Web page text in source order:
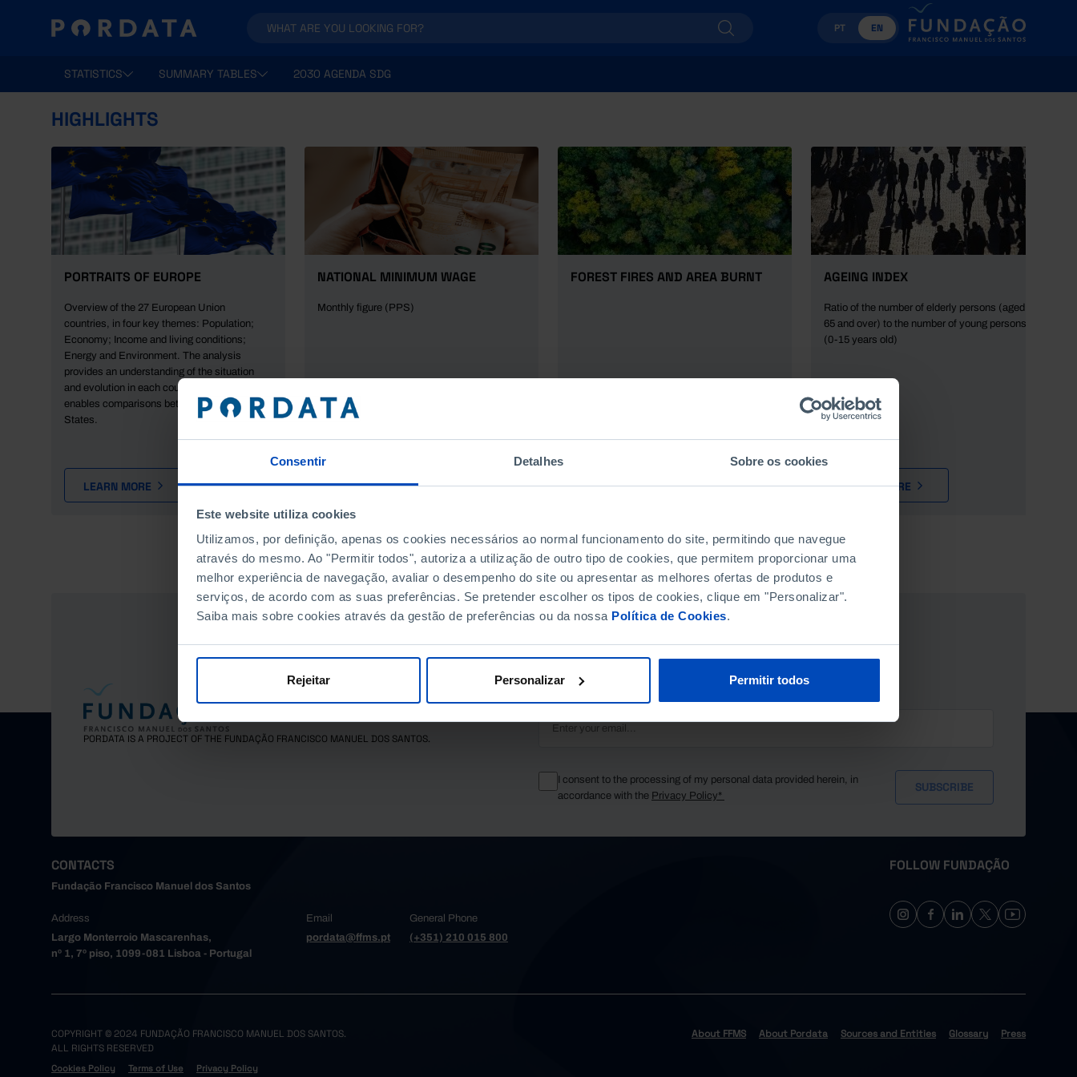
Consentir Detalhes Sobre os cookies
Este website utiliza cookies
Utilizamos, por definição, apenas os cookies necessários ao normal funcionamento do site, permitindo que navegue
através do mesmo. Ao "Permitir todos", autoriza a utilização de outro tipo de cookies, que permitem proporcionar uma
melhor experiência de navegação, avaliar o desempenho do site ou apresentar as melhores ofertas de produtos e
serviços, de acordo com as suas preferências. Se pretender escolher os tipos de cookies, clique em "Personalizar".
Saiba mais sobre cookies através da gestão de preferências ou da nossa Política de Cookies.
Rejeitar Personalizar Permitir todos
PT EN
STATISTICS SUMMARY TABLES 2030 AGENDA SDG
HIGHLIGHTS
PORTRAITS OF EUROPE
Overview of the 27 European Union
countries, in four key themes: Population;
Economy; Income and living conditions;
Energy and Environment. The analysis
provides an understanding of the situation
and evolution in each country, as well as
enables comparisons between Member
States.
LEARN MORE
NATIONAL MINIMUM WAGE
Monthly figure (PPS)
LEARN MORE
FOREST FIRES AND AREA BURNT
LEARN MORE
AGEING INDEX
Ratio of the number of elderly persons (aged
65 and over) to the number of young persons
(0-15 years old)
LEARN MORE
PORDATA IS A PROJECT OF THE FUNDAÇÃO FRANCISCO MANUEL DOS SANTOS.
STAY IN THE LOOP.
I consent to the processing of my personal data provided herein, in
accordance with the Privacy Policy*
CONTACTS
Fundação Francisco Manuel dos Santos
Address
Largo Monterroio Mascarenhas,
nº 1, 7º piso, 1099-081 Lisboa - Portugal
Email
pordata@ffms.pt
General Phone
(+351) 210 015 800
FOLLOW FUNDAÇÃO
COPYRIGHT © 2024 FUNDAÇÃO FRANCISCO MANUEL DOS SANTOS.
ALL RIGHTS RESERVED
Cookies Policy Terms of Use Privacy Policy
About FFMS About Pordata Sources and Entities Glossary Press